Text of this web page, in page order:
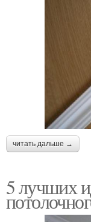
читать дальше →
5 лучших